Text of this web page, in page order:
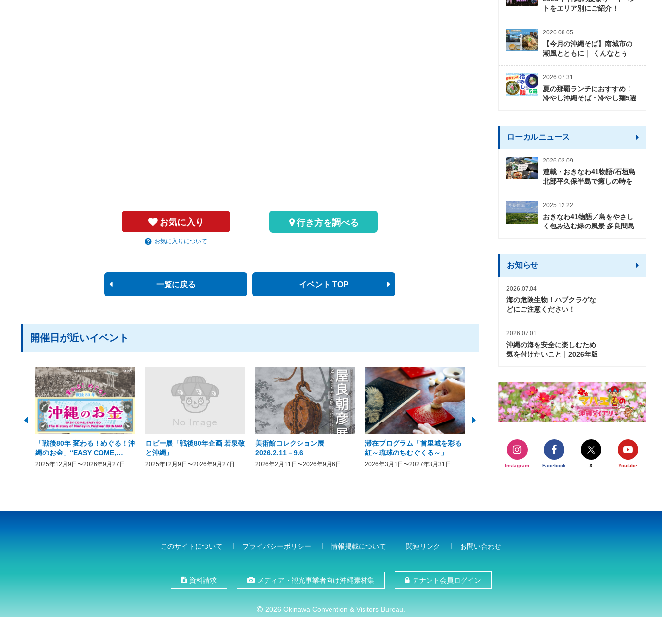
お気に入り
お気に入りについて
行き方を調べる
一覧に戻る イベント TOP
開催日が近いイベント
「戦後80年 変わる！めぐる！沖
縄のお金」“EASY COME,
EASY GO － The History of
2025年12月9日〜2026年9月27日
ロビー展「戦後80年企画 若泉敬
と沖縄」
2025年12月9日〜2026年9月27日
美術館コレクション展
2026.2.11－9.6
2026年2月11日〜2026年9月6日
滞在プログラム「首里城を彩る
紅～琉球のちむぐくる～」
2026年3月1日〜2027年3月31日
2026年度 かりゆしビーチ営業
期間および営業時間のお知らせ
2026年3月5日〜2026年10月31日
【期間限定】オーシャ
開催について
2026年3月20日〜2026年11
トをエリア別にご紹介！
2026.08.05
【今月の沖縄そば】南城市の
潮風とともに｜ くんなとぅ
2026.07.31
夏の那覇ランチにおすすめ！
冷やし沖縄そば・冷やし麺5選
ローカルニュース
2026.02.09
連載・おきなわ41物語/石垣島
北部平久保半島で癒しの時を
2025.12.22
おきなわ41物語／島をやさし
く包み込む緑の風景 多良間島
お知らせ
2026.07.04
海の危険生物！ハブクラゲな
どにご注意ください！
2026.07.01
沖縄の海を安全に楽しむため
気を付けたいこと｜2026年版
Instagram Facebook X Youtube
このサイトについて プライバシーポリシー 情報掲載について 関連リンク お問い合わせ
資料請求 メディア・観光事業者向け沖縄素材集 テナント会員ログイン
2026 Okinawa Convention & Visitors Bureau.